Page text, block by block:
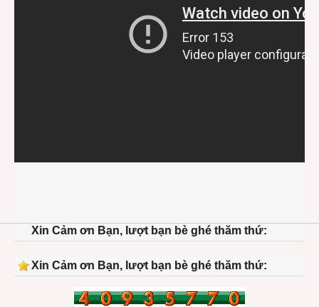
Xin Cảm ơn Bạn, lượt bạn bè ghé thăm thứ:
Xin Cảm ơn Bạn, lượt bạn bè ghé thăm thứ: